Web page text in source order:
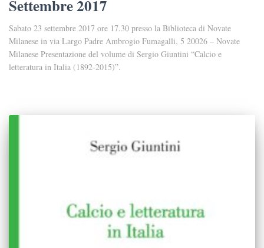
Settembre 2017
Sabato 23 settembre 2017 ore 17.30 presso la Biblioteca di Novate
Milanese in via Largo Padre Ambrogio Fumagalli, 5 20026 – Novate
Milanese Presentazione del volume di Sergio Giuntini “Calcio e
letteratura in Italia (1892-2015)”.